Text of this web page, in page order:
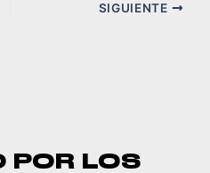
SIGUIENTE
POR LOS